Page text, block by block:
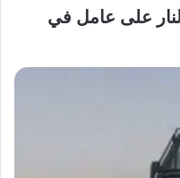
على عامل في